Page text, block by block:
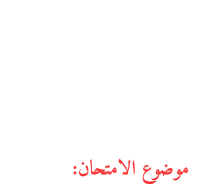
موضوع الامتحان: